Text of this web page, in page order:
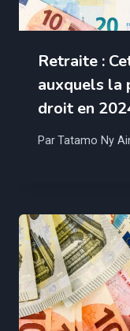
Retraite :
auxquels la
droit en
ParTatamo Ny